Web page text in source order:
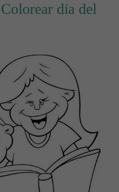
día del